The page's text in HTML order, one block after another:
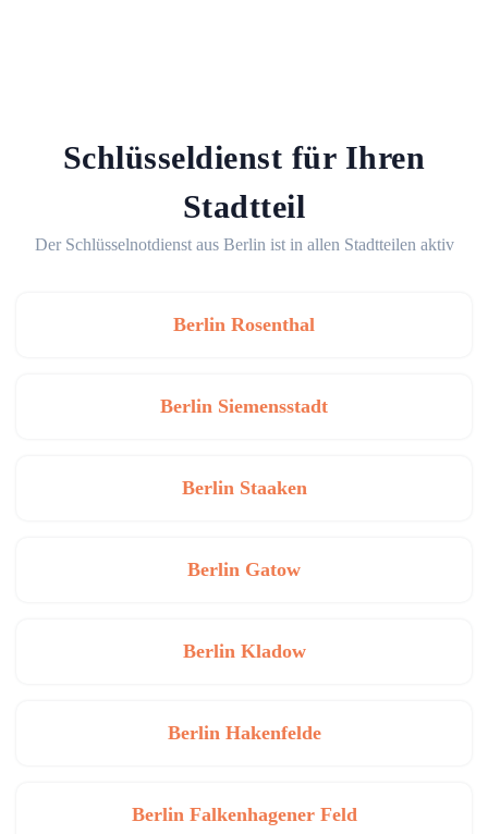
Schlüsseldienst für Ihren
Stadtteil
Der Schlüsselnotdienst aus Berlin ist in allen Stadtteilen aktiv
Berlin Rosenthal
Berlin Siemensstadt
Berlin Staaken
Berlin Gatow
Berlin Kladow
Berlin Hakenfelde
Berlin Falkenhagener Feld